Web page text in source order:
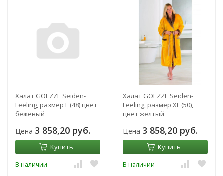
Халат GOEZZE Seiden-
Feeling, размер L (48) цвет
бежевый
Цена 3 858,20 руб.
Купить
В наличии
Халат GOEZZE Seiden-
Feeling, размер XL (50),
цвет желтый
Цена 3 858,20 руб.
Купить
В наличии